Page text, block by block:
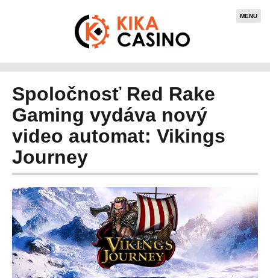
MENU
Spoločnosť Red Rake
Gaming vydáva nový
video automat: Vikings
Journey